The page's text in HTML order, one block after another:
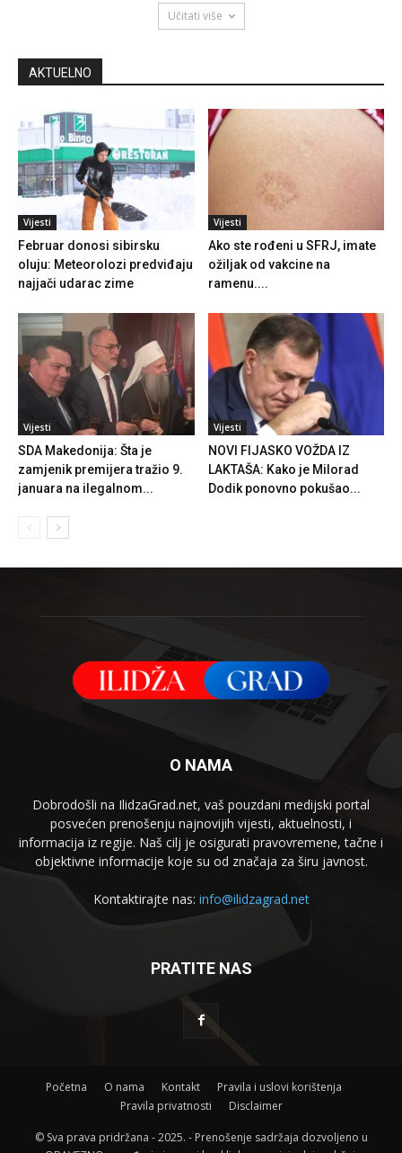
Učitati više
AKTUELNO
Vijesti
Februar donosi sibirsku
oluju: Meteorolozi predviđaju
najjači udarac zime
Vijesti
Ako ste rođeni u SFRJ, imate
ožiljak od vakcine na
ramenu....
Vijesti
SDA Makedonija: Šta je
zamjenik premijera tražio 9.
januara na ilegalnom...
Vijesti
NOVI FIJASKO VOŽDA IZ
LAKTAŠA: Kako je Milorad
Dodik ponovno pokušao...
O NAMA
Dobrodošli na IlidzaGrad.net, vaš pouzdani medijski portal
posvećen prenošenju najnovijih vijesti, aktuelnosti, i
informacija iz regije. Naš cilj je osigurati pravovremene, tačne i
objektivne informacije koje su od značaja za širu javnost.
Kontaktirajte nas: info@ilidzagrad.net
PRATITE NAS
Početna O nama Kontakt
Pravila i uslovi korištenja
Pravila privatnosti
Disclaimer
© Sva prava pridržana - 2025. - Prenošenje sadržaja dozvoljeno u